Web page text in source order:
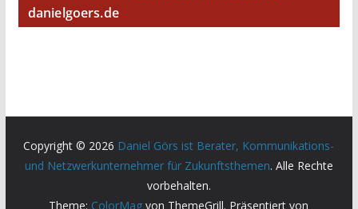
danielgoers.de
Copyright © 2026 Daniel Görs ist Berater, Kommunikations-
und Netzwerkunternehmer für Zukunftsthemen. Alle Rechte
vorbehalten.
Theme: ColorMag von ThemeGrill. Präsentiert von